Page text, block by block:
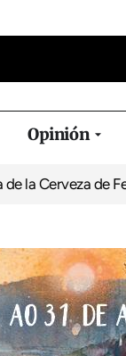
Opinión
de Ferrol por